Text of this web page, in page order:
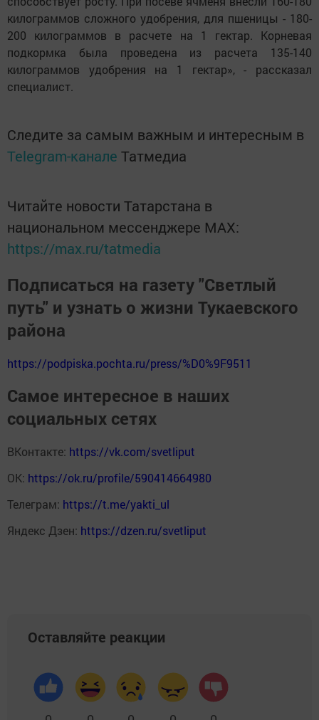
килограммов сложного удобрения, для пшеницы - 180-
200 килограммов в расчете на 1 гектар. Корневая
подкормка была проведена из расчета 135-140
килограммов удобрения на 1 гектар», - рассказал
специалист.
Следите за самым важным и интересным в
Telegram-канале Татмедиа
Читайте новости Татарстана в
национальном мессенджере MАХ:
https://max.ru/tatmedia
Подписаться на газету "Светлый
путь" и узнать о жизни Тукаевского
района
https://podpiska.pochta.ru/press/%D0%9F9511
Самое интересное в наших
социальных сетях
ВКонтакте: https://vk.com/svetliput
ОК: https://ok.ru/profile/590414664980
Телеграм: https://t.me/yakti_ul
Яндекс Дзен: https://dzen.ru/svetliput
Оставляйте реакции